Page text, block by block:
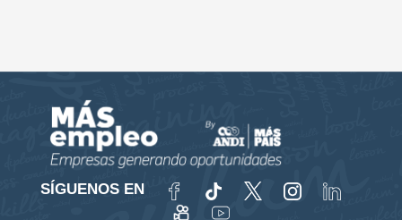
SÍGUENOS EN